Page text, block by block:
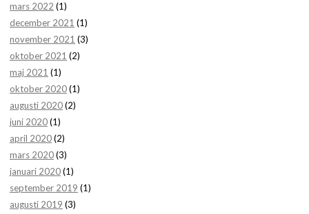
mars 2022 (1)
december 2021 (1)
november 2021 (3)
oktober 2021 (2)
maj 2021 (1)
oktober 2020(1)
augusti 2020(2)
juni 2020(1)
april 2020(2)
mars 2020(3)
januari 2020(1)
september 2019 (1)
augusti 2019 (3)